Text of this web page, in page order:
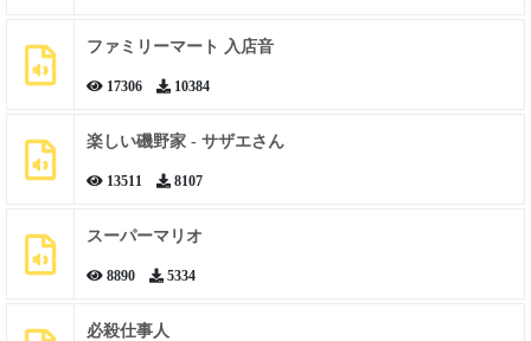
ファミリーマート 入店音
17306 10384
楽しい磯野家 - サザエさん
13511 8107
スーパーマリオ
8890 5334
必殺仕事人